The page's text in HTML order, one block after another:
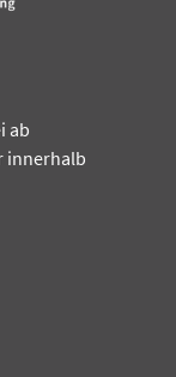
ab
innerhalb